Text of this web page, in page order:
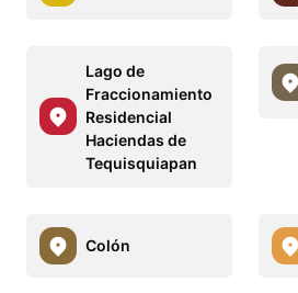
Lago de
Fraccionamiento
Residencial
Haciendas de
Tequisquiapan
Colón